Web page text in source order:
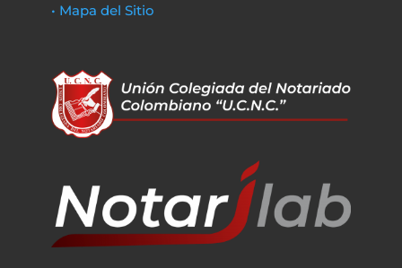
• Mapa del Sitio